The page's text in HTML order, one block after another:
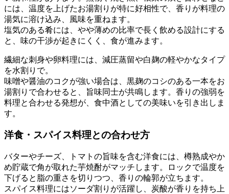
には、温度を上げたお湯割りが特に好相性で、香りが料理の
湯気に溶け込み、風味を重ねます。
塩気のある肴には、やや薄めの比率で長く飲める設計にする
と、味の干渉が起きにくく、食が進みます。
繊細な刺身や卵料理には、減圧蒸留や白麹の軽やかなタイプ
を水割りで。
味噌や醤油のコクが強い場合は、黒麹のコシのある一本をお
湯割りで合わせると、旨味同士が共鳴します。香りの強弱を
料理と合わせる発想が、食中酒としての美味いを引き出しま
す。
洋食・スパイス料理との合わせ方
バターやチーズ、トマトの旨味を含む洋食には、樽熟成やか
め貯蔵で角が取れた芋焼酎がマッチします。ロックで温度を
下げると脂の重さを切りつつ、香りの輪郭が立ちます。
スパイス料理にはソーダ割りが活躍し、炭酸が香りを持ち上